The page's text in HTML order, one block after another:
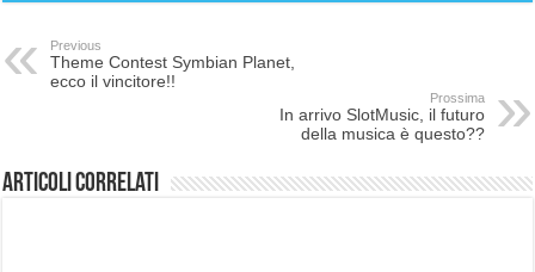
Previous
Theme Contest Symbian Planet,
ecco il vincitore!!
Prossima
In arrivo SlotMusic, il futuro
della musica è questo??
Articoli correlati